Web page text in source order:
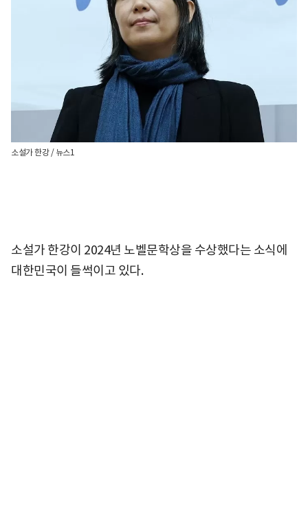
소설가 한강 / 뉴스1
소설가 한강이 2024년 노벨문학상을 수상했다는 소식에
대한민국이 들썩이고 있다.